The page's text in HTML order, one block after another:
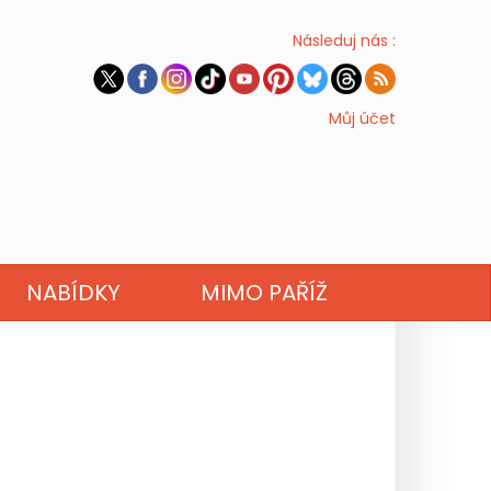
Následuj nás :
Můj účet
NABÍDKY MIMO PAŘÍŽ